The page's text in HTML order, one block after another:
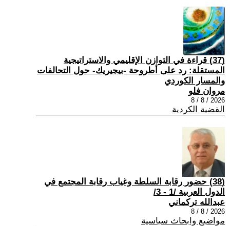
(37) قراءة في التوازن الإقليمي والاستراتيجية
المستقلة: رد على أطروحة -بيجيريك- حول التحالفات
والمسار الكوردي
مروان فلو
2026 / 8 / 8
القضية الكردية
(38) حضور رقابة السلطة وغياب رقابة المجتمع في
الدول العربية /1 - 3/
عبدالله تركماني
2026 / 8 / 8
مواضيع وابحاث سياسية